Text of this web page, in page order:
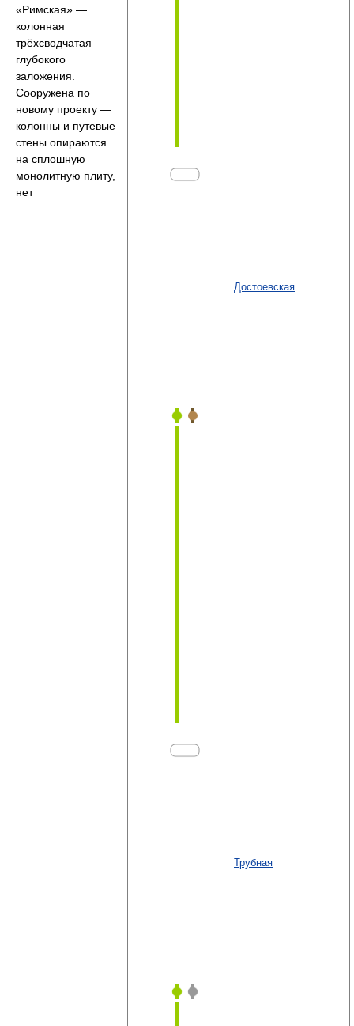
Достоевская
Трубная
«Римская» —
колонная
трёхсводчатая
глубокого
заложения.
Сооружена по
новому проекту —
колонны и путевые
стены опираются
на сплошную
монолитную плиту,
нет